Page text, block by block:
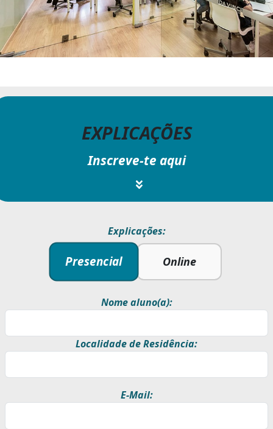
EXPLICAÇÕES
Inscreve-te aqui
Explicações:
Presencial Online
Nome aluno(a):
Localidade de Residência:
E-Mail: